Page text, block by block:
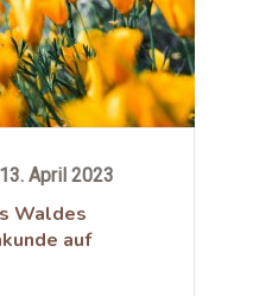
13. April 2023
Waldes
auf